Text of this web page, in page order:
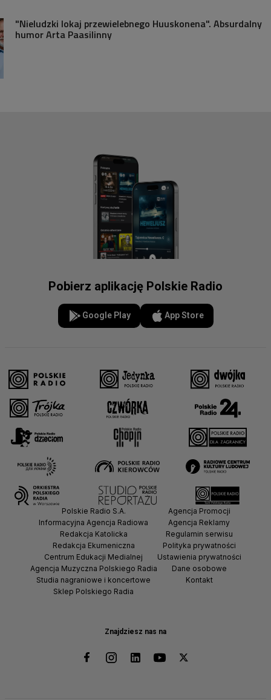
"Nieludzki lokaj przewielebnego Huuskonena". Absurdalny
humor Arta Paasilinny
Pobierz aplikację Polskie Radio
Google Play App Store
Znajdziesz nas na
Polskie Radio S.A.
Informacyjna Agencja Radiowa
Redakcja Katolicka
Redakcja Ekumeniczna
Centrum Edukacji Medialnej
Agencja Muzyczna Polskiego Radia
Studia nagraniowe i koncertowe
Sklep Polskiego Radia
Agencja Promocji
Agencja Reklamy
Regulamin serwisu
Polityka prywatności
Ustawienia prywatności
Dane osobowe
Kontakt